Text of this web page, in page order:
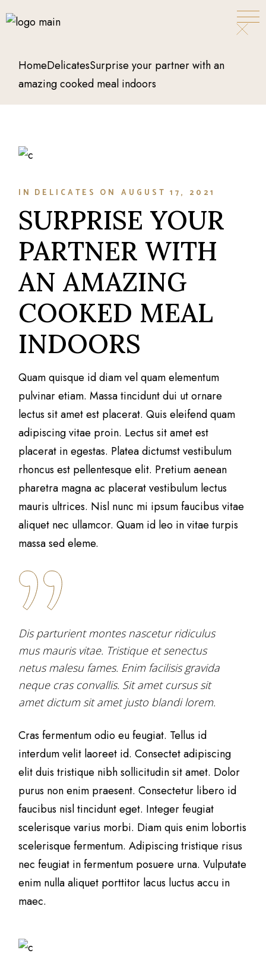
HomeDelicatesSurprise your partner with an
amazing cooked meal indoors
IN DELICATES ON AUGUST 17, 2021
SURPRISE YOUR
PARTNER WITH
AN AMAZING
COOKED MEAL
INDOORS
Quam quisque id diam vel quam elementum
pulvinar etiam. Massa tincidunt dui ut ornare
lectus sit amet est placerat. Quis eleifend quam
adipiscing vitae proin. Lectus sit amet est
placerat in egestas. Platea dictumst vestibulum
rhoncus est pellentesque elit. Pretium aenean
pharetra magna ac placerat vestibulum lectus
mauris ultrices. Nisl nunc mi ipsum faucibus vitae
aliquet nec ullamcor. Quam id leo in vitae turpis
massa sed eleme.
Dis parturient montes nascetur ridiculus
mus mauris vitae. Tristique et senectus
netus malesu fames. Enim facilisis gravida
neque cras convallis. Sit amet cursus sit
amet dictum sit amet justo blandi lorem.
Cras fermentum odio eu feugiat. Tellus id
interdum velit laoreet id. Consectet adipiscing
elit duis tristique nibh sollicitudin sit amet. Dolor
purus non enim praesent. Consectetur libero id
faucibus nisl tincidunt eget. Integer feugiat
scelerisque varius morbi. Diam quis enim lobortis
scelerisque fermentum. Adipiscing tristique risus
nec feugiat in fermentum posuere urna. Vulputate
enim nulla aliquet porttitor lacus luctus accu in
maec.